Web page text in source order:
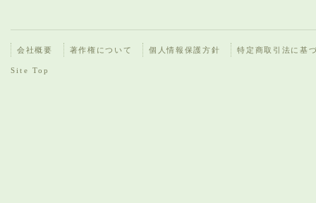
会社概要 著作権について 個人情報保護方針 特定商取引法に基
Site Top